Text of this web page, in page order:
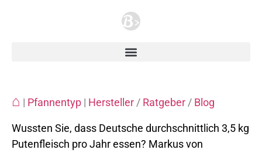
⌂ | Pfannentyp | Hersteller / Ratgeber / Blog
Wussten Sie, dass Deutsche durchschnittlich 3,5 kg
Putenfleisch pro Jahr essen? Markus von